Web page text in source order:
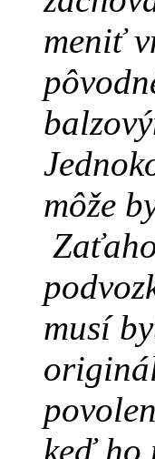
meniť
môže
musí
keď ho